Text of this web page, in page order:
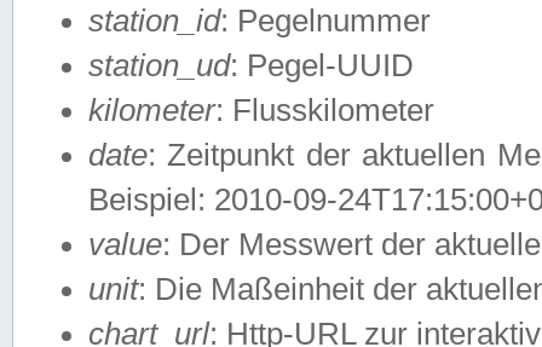
station_id: Pegelnummer
station_ud: Pegel-UUID
kilometer: Flusskilometer
date: Zeitpunkt der aktuellen
Beispiel: 2010-09-
value: Der Messwert der
unit: Die Maßeinheit der
chart_url: Http-URL zur